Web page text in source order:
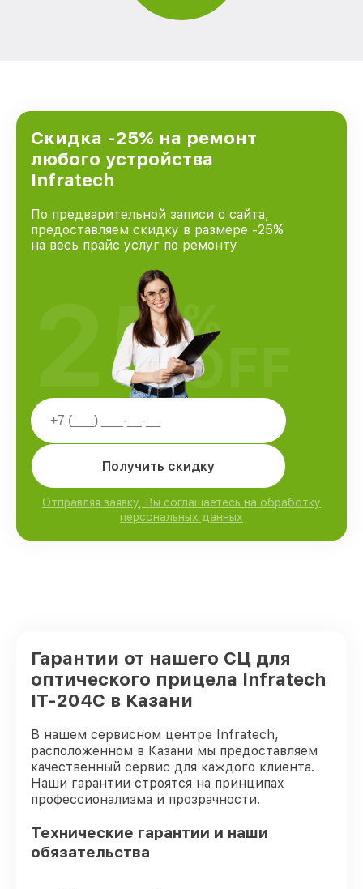
Скидка -25% на ремонт
любого устройства
Infratech
По предварительной записи с сайта,
предоставляем скидку в размере -25%
на весь прайс услуг по ремонту
Получить скидку
Отправляя заявку, Вы соглашаетесь на обработку
персональных данных
25%
OFF
Гарантии от нашего СЦ для
оптического прицела Infratech
IT-204C в Казани
В нашем сервисном центре Infratech,
расположенном в Казани мы предоставляем
качественный сервис для каждого клиента.
Наши гарантии строятся на принципах
профессионализма и прозрачности.
Технические гарантии и наши
обязательства